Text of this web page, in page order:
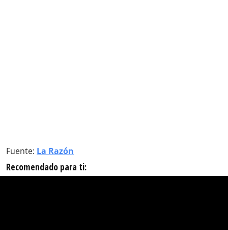
Fuente: La Razón
Recomendado para ti: